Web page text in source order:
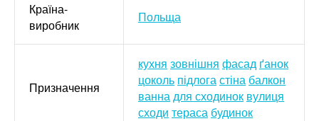
Країна-
виробник
Польща
Призначення
кухня зовнішня фасад ґанок
цоколь підлогастіна балкон
ваннадля сходинок вулиця
сходи тераса будинок